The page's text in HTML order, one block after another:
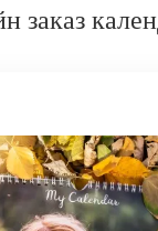
заказ